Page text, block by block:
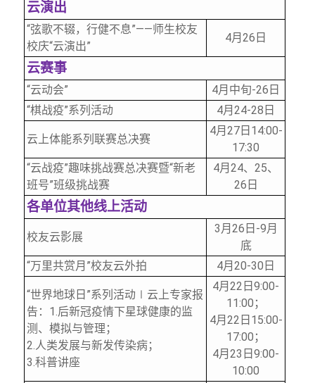
云演出
“弦歌不辍，行健不息”——师生校友
校庆“云演出”
4月26日
云赛事
“云动会” 4月中旬-26日
“棋战疫”系列活动
4月24-28日
云上体能系列联赛总决赛
4月27日14:00-
17:30
“云战疫”趣味挑战赛总决赛暨“新老
班号”班级挑战赛
4月24、25、
26日
各单位其他线上活动
校友云影展
3 月26日-9月
底
“万里共赏月”校友云外拍
4月20-30日
“世界地球日”系列活动 ∣ 云上专家报
告：1.后新冠疫情下星球健康的监
测、模拟与管理；
2. 人类发展与新发传染病；
3. 科普讲座
4月22日9:00-
11:00；
4月22日15:00-
17:00；
4月23日9:00-
10:00